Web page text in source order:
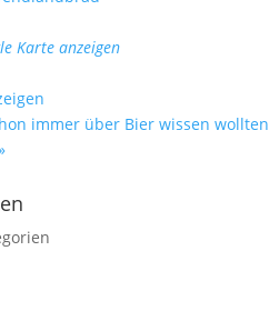
Karte anzeigen
immer über Bier wissen wollten